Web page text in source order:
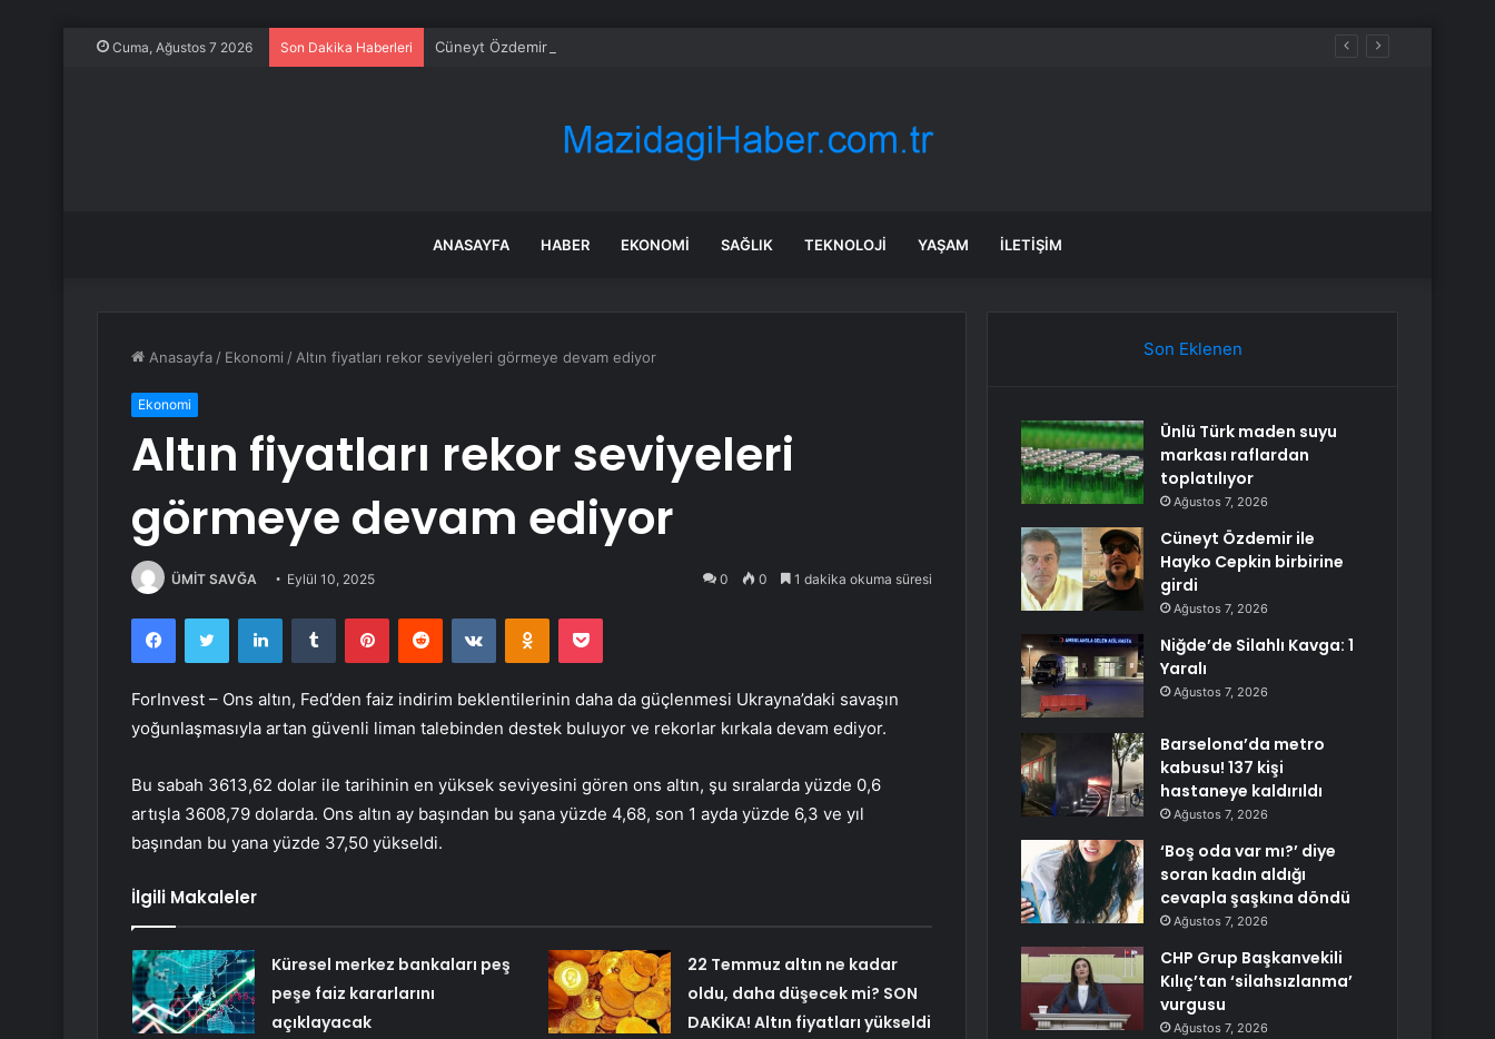
Cuma, Ağustos 7 2026 Son Dakika Haberleri Cüneyt Özdemir ile Hayko Cepkin birbirine girdi
ANASAYFA HABER EKONOMI SAĞLIK TEKNOLOJI YAŞAM İLETIŞIM
Anasayfa / Ekonomi / Altın fiyatları rekor seviyeleri görmeye devam ediyor
Ekonomi
Altın fiyatları rekor seviyeleri
görmeye devam ediyor
ÜMİT SAVĞA Eylül 10, 2025 0 0 1 dakika okuma süresi
FacebookTwitter LinkedInTumblr PinterestReddit VKontakteOdnoklassniki
Pocket
ForInvest – Ons altın, Fed’den faiz indirim beklentilerinin daha da güçlenmesi Ukrayna’daki savaşın
yoğunlaşmasıyla artan güvenli liman talebinden destek buluyor ve rekorlar kırkala devam ediyor.
Bu sabah 3613,62 dolar ile tarihinin en yüksek seviyesini gören ons altın, şu sıralarda yüzde 0,6
artışla 3608,79 dolarda. Ons altın ay başından bu şana yüzde 4,68, son 1 ayda yüzde 6,3 ve yıl
başından bu yana yüzde 37,50 yükseldi.
İlgili Makaleler
Küresel merkez bankaları peş
peşe faiz kararlarını
açıklayacak
22 Temmuz altın ne kadar
oldu, daha düşecek mi? SON
DAKİKA! Altın fiyatları yükseldi
Son Eklenen
Ünlü Türk maden suyu
markası raflardan
toplatılıyor
Ağustos 7, 2026
Cüneyt Özdemir ile
Hayko Cepkin birbirine
girdi
Ağustos 7, 2026
Niğde’de Silahlı Kavga: 1
Yaralı
Ağustos 7, 2026
Barselona’da metro
kabusu! 137 kişi
hastaneye kaldırıldı
Ağustos 7, 2026
‘Boş oda var mı?’ diye
soran kadın aldığı
cevapla şaşkına döndü
Ağustos 7, 2026
CHP Grup Başkanvekili
Kılıç’tan ‘silahsızlanma’
vurgusu
Ağustos 7, 2026